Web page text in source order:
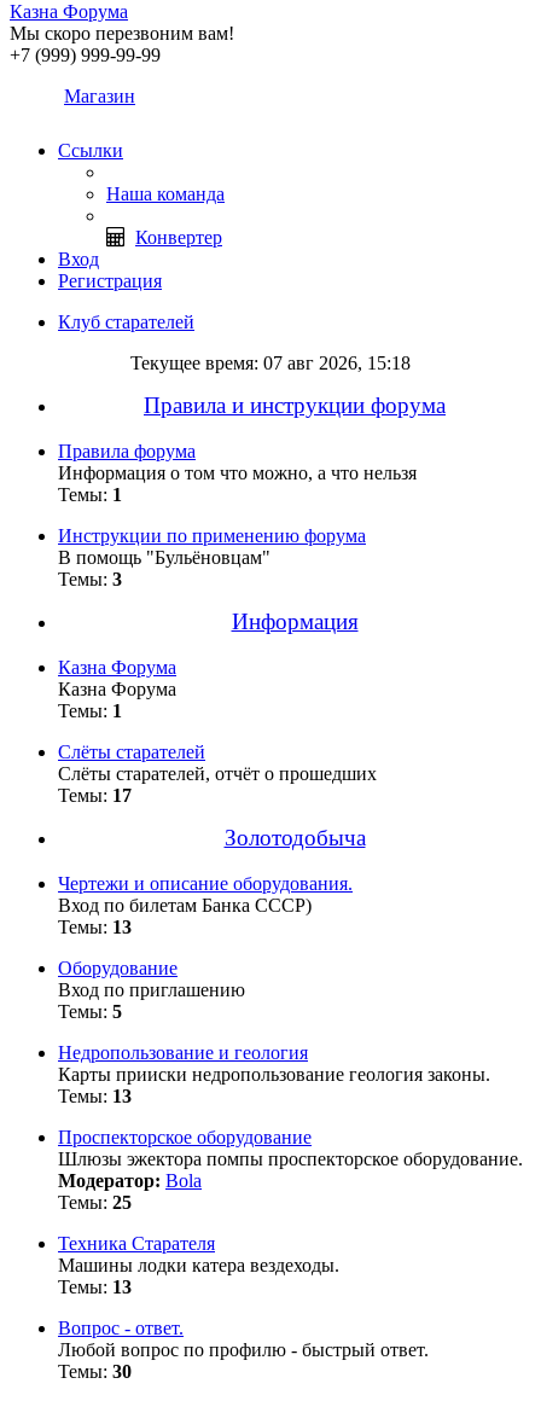
Казна Форума
Мы скоро перезвоним вам!
+7 (999) 999-99-99
Магазин
Ссылки
Наша команда
Конвертер
Вход
Регистрация
Клуб старателей
Текущее время: 07 авг 2026, 15:18
Правила и инструкции форума
Правила форума
Информация о том что можно, а что нельзя
Темы: 1
Инструкции по применению форума
В помощь "Бульёновцам"
Темы: 3
Информация
Казна Форума
Казна Форума
Темы: 1
Слёты старателей
Слёты старателей, отчёт о прошедших
Темы: 17
Золотодобыча
Чертежи и описание оборудования.
Вход по билетам Банка СССР)
Темы: 13
Оборудование
Вход по приглашению
Темы: 5
Недропользование и геология
Карты прииски недропользование геология законы.
Темы: 13
Проспекторское оборудование
Шлюзы эжектора помпы проспекторское оборудование.
Модератор: Bola
Темы: 25
Техника Старателя
Машины лодки катера вездеходы.
Темы: 13
Вопрос - ответ.
Любой вопрос по профилю - быстрый ответ.
Темы: 30